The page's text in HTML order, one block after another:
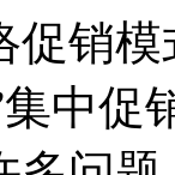
销模
集中